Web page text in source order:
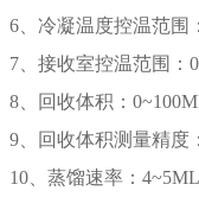
6、冷凝温度控温范围
7、接收室控温范围：
8、回收体积：
9、回收体积测量精度
10、蒸馏速率：